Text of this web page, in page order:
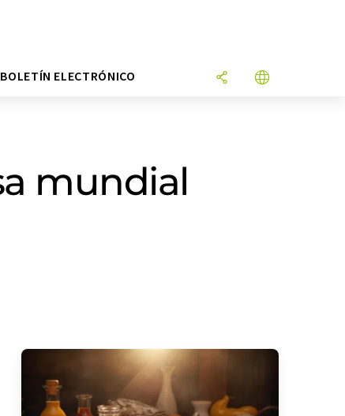
BOLETÍN ELECTRÓNICO
mundial